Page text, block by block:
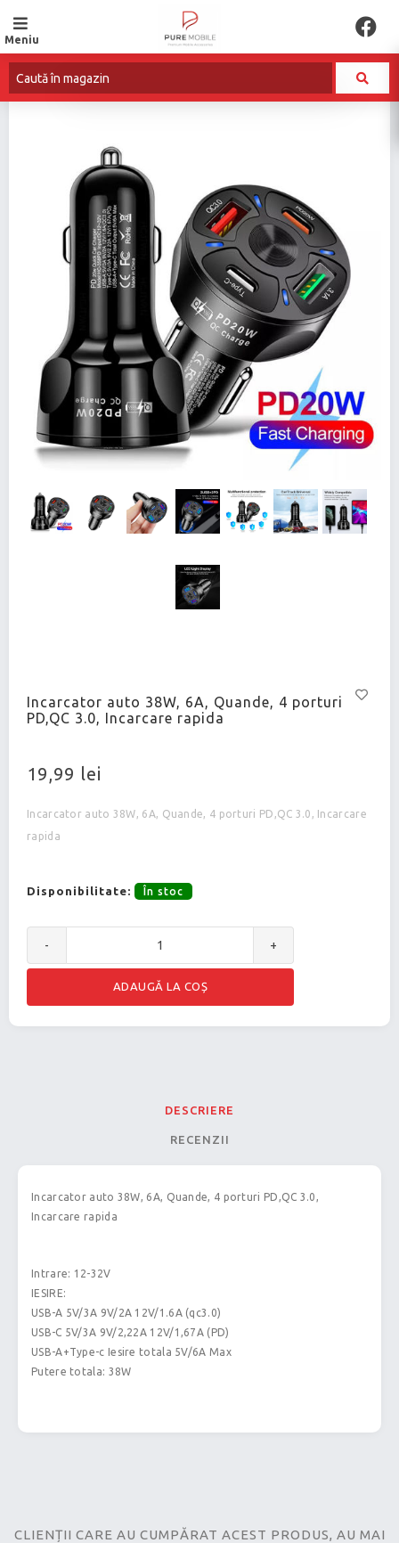
Meniu
Incarcator auto 38W, 6A, Quande, 4 porturi
PD,QC 3.0, Incarcare rapida
19,99 lei
Incarcator auto 38W, 6A, Quande, 4 porturi PD,QC 3.0, Incarcare
rapida
Disponibilitate: În stoc
- +
DESCRIERE
RECENZII
Incarcator auto 38W, 6A, Quande, 4 porturi PD,QC 3.0,
Incarcare rapida
Intrare: 12-32V
IESIRE:
USB-A 5V/3A 9V/2A 12V/1.6A (qc3.0)
USB-C 5V/3A 9V/2,22A 12V/1,67A (PD)
USB-A+Type-c Iesire totala 5V/6A Max
Putere totala: 38W
CLIENȚII CARE AU CUMPĂRAT ACEST PRODUS, AU MAI